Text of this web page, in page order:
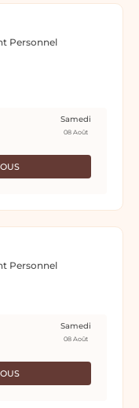
Personnel
Samedi
08 Août
Personnel
Samedi
08 Août